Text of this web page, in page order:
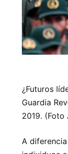
¿Futuros
Guardia
2019. (Foto
A